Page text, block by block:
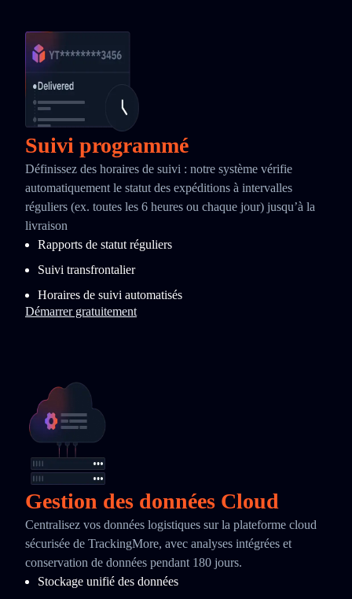
Suivi programmé
Définissez des horaires de suivi : notre système vérifie
automatiquement le statut des expéditions à intervalles
réguliers (ex. toutes les 6 heures ou chaque jour) jusqu’à la
livraison
Rapports de statut réguliers
Suivi transfrontalier
Horaires de suivi automatisés
Démarrer gratuitement
Gestion des données Cloud
Centralisez vos données logistiques sur la plateforme cloud
sécurisée de TrackingMore, avec analyses intégrées et
conservation de données pendant 180 jours.
Stockage unifié des données